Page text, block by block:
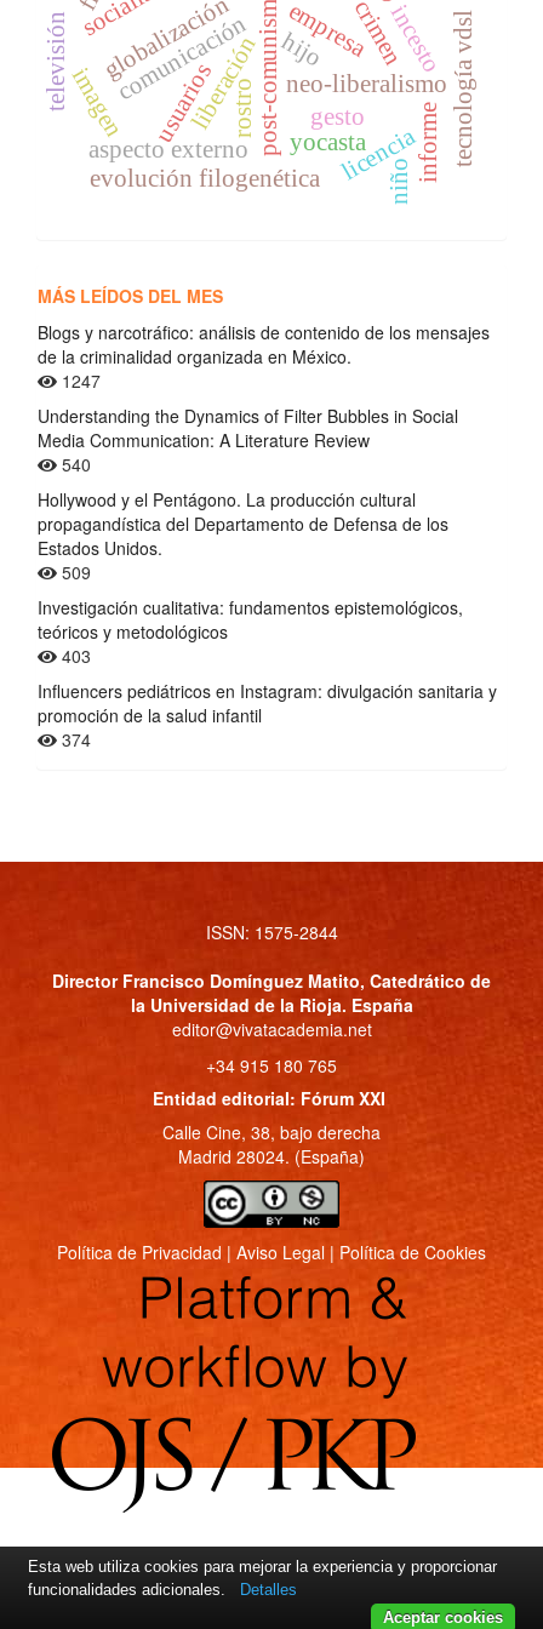
post-comunismo neo-liberalismo
globalización
evolución filogenética
liberación
comunicación empresa
imagen gesto
rostro
aspecto externo
televisión tecnología vdsl
usuarios informe
licencia
yocasta
hijo incesto
crimen
niño
MÁS LEÍDOS DEL MES
Blogs y narcotráfico: análisis de contenido de los mensajes
de la criminalidad organizada en México.
1247
Understanding the Dynamics of Filter Bubbles in Social
Media Communication: A Literature Review
540
Hollywood y el Pentágono. La producción cultural
propagandística del Departamento de Defensa de los
Estados Unidos.
509
Investigación cualitativa: fundamentos epistemológicos,
teóricos y metodológicos
403
Influencers pediátricos en Instagram: divulgación sanitaria y
promoción de la salud infantil
374
ISSN: 1575-2844
Director Francisco Domínguez Matito, Catedrático de
la Universidad de la Rioja. España
editor@vivatacademia.net
+34 915 180 765
Entidad editorial: Fórum XXI
Calle Cine, 38, bajo derecha
Madrid 28024. (España)
Política de Privacidad | Aviso Legal | Política de Cookies
Esta web utiliza cookies para mejorar la experiencia y proporcionar
funcionalidades adicionales.
Detalles
Aceptar cookies